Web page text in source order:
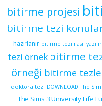
bitirme projesi
bitirme tezi
hazırlanır bitirme tezi nasıl yazılır
tezi örnek bitirme
örneği bitirme
doktora tezi DOWNLOAD The
The Sims 3 University Life